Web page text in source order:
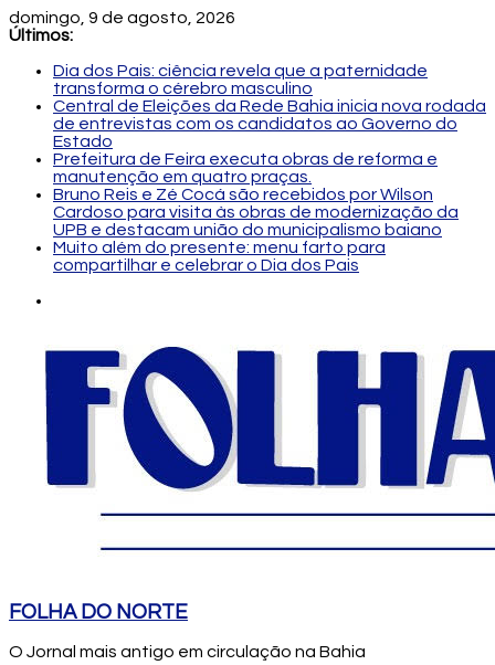
domingo, 9 de agosto, 2026
Últimos:
Dia dos Pais: ciência revela que a paternidade
transforma o cérebro masculino
Central de Eleições da Rede Bahia inicia nova rodada
de entrevistas com os candidatos ao Governo do
Estado
Prefeitura de Feira executa obras de reforma e
manutenção em quatro praças.
Bruno Reis e Zé Cocá são recebidos por Wilson
Cardoso para visita às obras de modernização da
UPB e destacam união do municipalismo baiano
Muito além do presente: menu farto para
compartilhar e celebrar o Dia dos Pais
FOLHA DO NORTE
O Jornal mais antigo em circulação na Bahia